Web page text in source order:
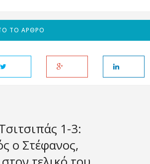
ΤΟ ΆΡΘΡΟ
1-3:
ο Στέφανος,